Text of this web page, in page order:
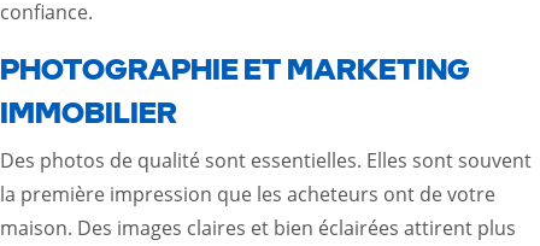
confiance.
PHOTOGRAPHIE ET MARKETING
IMMOBILIER
Des photos de qualité sont essentielles. Elles sont souvent
la première impression que les acheteurs ont de votre
maison. Des images claires et bien éclairées attirent plus